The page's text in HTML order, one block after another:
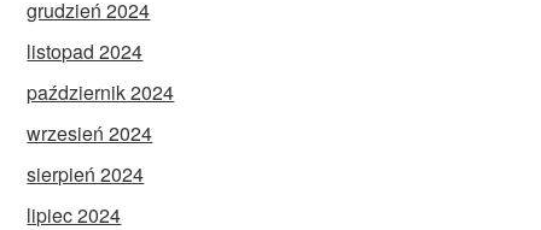
grudzień 2024
listopad 2024
październik 2024
wrzesień 2024
sierpień 2024
lipiec 2024